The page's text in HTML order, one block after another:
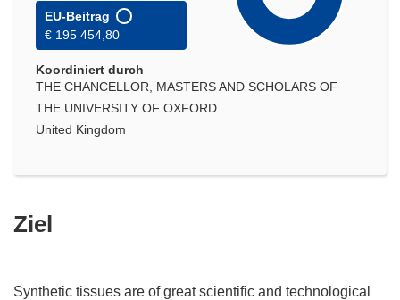
EU-Beitrag
€ 195 454,80
Koordiniert durch
THE CHANCELLOR, MASTERS AND SCHOLARS OF
THE UNIVERSITY OF OXFORD
United Kingdom
Ziel
Synthetic tissues are of great scientific and technological